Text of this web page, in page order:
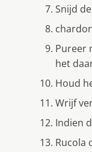
Snijd
Pureer
het
Houd
Wrijf
Indien
Rucola